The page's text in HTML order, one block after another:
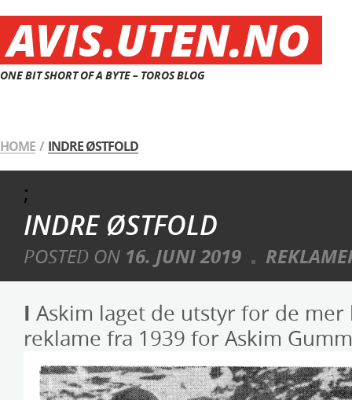
AVIS.UTEN.NO
ONE BIT SHORT OF A BYTE – TOROS BLOG
HOME / INDRE ØSTFOLD
;
INDRE ØSTFOLD
POSTED ON 16. JUNI 2019
I Askim laget de utstyr for de
reklame fra 1939 for Askim